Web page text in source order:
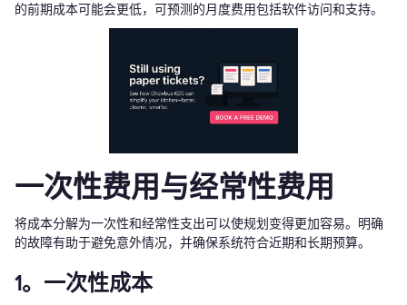
的前期成本可能会更低，可预测的月度费用包括软件访问和支持。
一次性费用与经常性费用
将成本分解为一次性和经常性支出可以使规划变得更加容易。明确
的故障有助于避免意外情况，并确保系统符合近期和长期预算。
1。一次性成本